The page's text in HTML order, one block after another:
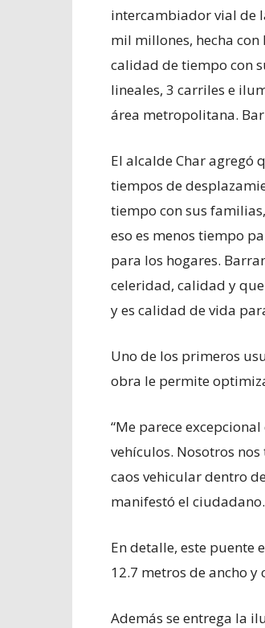
intercambiador vial de
mil millones, hecha
calidad de tiempo con
lineales, 3 carriles e
área metropolitana.
El alcalde Char agregó
tiempos de
tiempo con sus
eso es menos tiempo
para los hogares.
celeridad, calidad y
y es calidad de vida
Uno de los primeros
obra le permite
“Me parece
vehículos. Nosotros
caos vehicular dentro
manifestó el ciudadano.
En detalle, este puente
12.7 metros de ancho y
Además se entrega la